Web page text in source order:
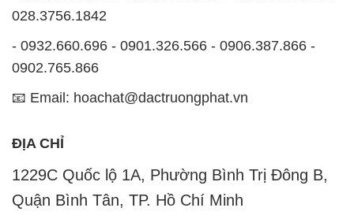
028.3756.1842
- 0932.660.696 - 0901.326.566 - 0906.387.866 -
0902.765.866
📧 Email: hoachat@dactruongphat.vn
ĐỊA CHỈ
1229C Quốc lộ 1A, Phường Bình Trị Đông B,
Quận Bình Tân, TP. Hồ Chí Minh